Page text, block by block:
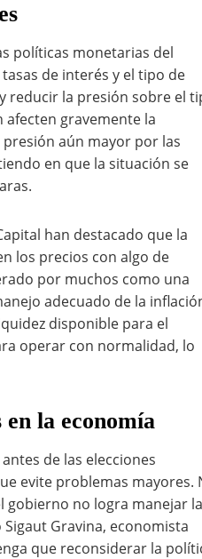
políticas monetarias del
de interés y el tipo de
reducir la presión sobre el
afecten gravemente la
aún mayor por las
en que la situación se
han destacado que la
los precios con algo de
por muchos como una
adecuado de la
disponible para el
operar con normalidad, lo
la economía
de las elecciones
evite problemas mayores.
gobierno no logra manejar
Gravina, economista
que reconsiderar la